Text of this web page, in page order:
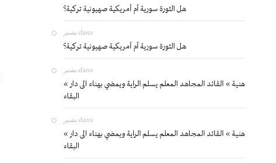
هل الثورة سورية أم أمريكية صهيونية تركية؟
بشير dans
هل الثورة سورية أم أمريكية صهيونية تركية؟
بشير dans
« هنية » القائد المجاهد المعلم يسلم الراية ويمضي بهناء الى دار
البقاء
بشير dans
« هنية » القائد المجاهد المعلم يسلم الراية ويمضي بهناء الى دار
البقاء